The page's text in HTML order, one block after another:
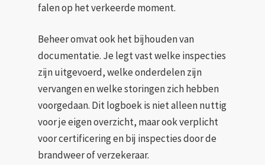
falen op het verkeerde moment.
Beheer omvat ook het bijhouden van
documentatie. Je legt vast welke inspecties
zijn uitgevoerd, welke onderdelen zijn
vervangen en welke storingen zich hebben
voorgedaan. Dit logboek is niet alleen nuttig
voor je eigen overzicht, maar ook verplicht
voor certificering en bij inspecties door de
brandweer of verzekeraar.